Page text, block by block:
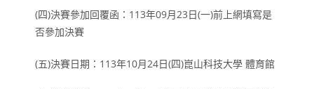
(四)決賽參加回覆函：113年09月23日(一)前上網填寫是
否參加決賽
(五)決賽日期：113年10月24日(四)崑山科技大學 體育館